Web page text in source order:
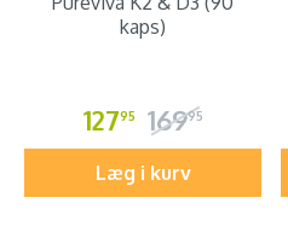
kaps)
12795 16995
Læg i kurv